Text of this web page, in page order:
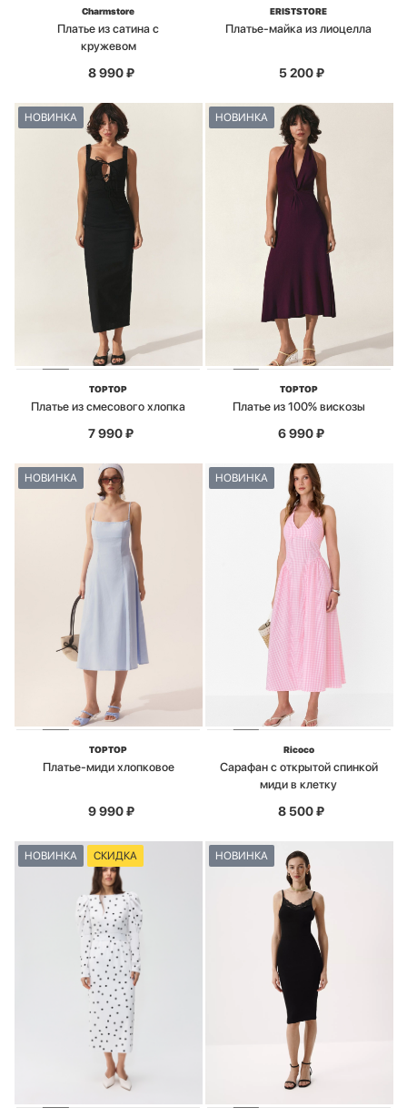
Charmstore
Платье из сатина с
кружевом
8 990₽
ERISTSTORE
Платье-майка из лиоцелла
5 200₽
НОВИНКА
TOPTOP
Платье из смесового хлопка
7 990₽
НОВИНКА
TOPTOP
Платье из 100% вискозы
6 990₽
НОВИНКА
TOPTOP
Платье-миди хлопковое
9 990₽
НОВИНКА
Ricoco
Сарафан с открытой спинкой
миди в клетку
8 500₽
НОВИНКА СКИДКА НОВИНКА